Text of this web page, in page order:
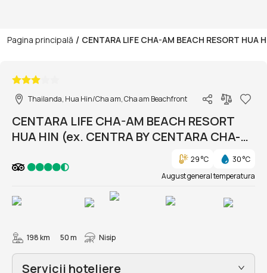
Pagina principală / CENTARA LIFE CHA-AM BEACH RESORT HUA
Thailanda, Hua Hin/Cha am, Cha am Beachfront
CENTARA LIFE CHA-AM BEACH RESORT
HUA HIN (ex. CENTRA BY CENTARA CHA-
29 °C
30 °C
August general temperatura
198 km 50 m Nisip
Servicii hoteliere